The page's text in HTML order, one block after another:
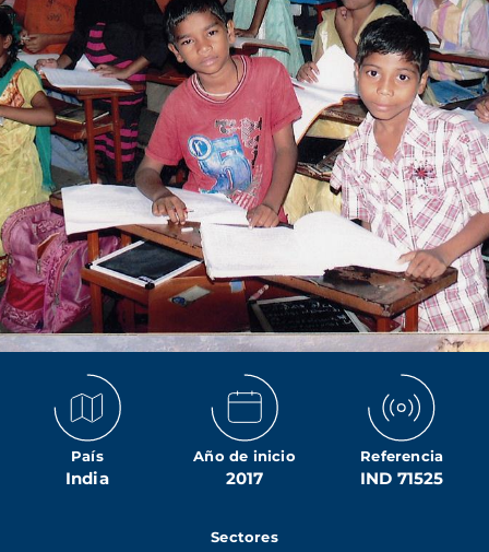
País
India
Año de inicio
2017
Referencia
IND 71525
Sectores